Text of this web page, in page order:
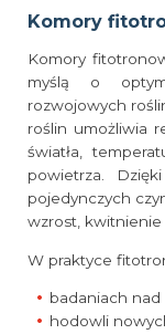
Komory
Komory
myślą o
rozwojowych
roślin umożliwia
światła,
powietrza.
pojedynczych
wzrost,
W praktyce
badaniach
hodowli